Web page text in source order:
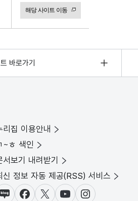
해당 사이트 이동
바로가기
리집 이용안내
~ㅎ 색인
서보기 내려받기
신 정보 자동 제공(RSS) 서비스
로그페이스북X(트위터)
유튜브인스타그램